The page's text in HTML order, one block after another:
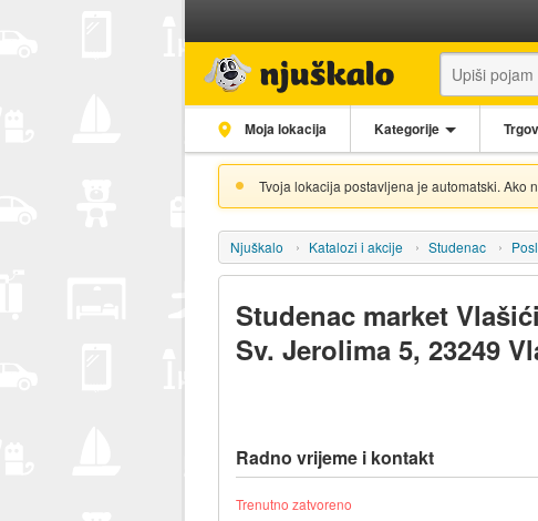
Moja lokacija Kategorije
Tvoja lokacija postavljena je automatski. Ako
Njuškalo Katalozi i akcije Studenac
Studenac market
Sv. Jerolima 5, 23249
Radno vrijeme i kontakt
Trenutno zatvoreno